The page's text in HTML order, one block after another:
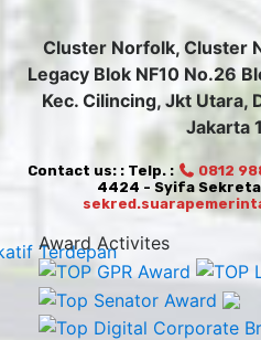
Cluster Norfolk, Cluster
Legacy Blok NF10 No.26
Kec. Cilincing, Jkt Utara,
Jakarta
Contact us: : Telp. : 0812
4424 - Syifa
Award Activites